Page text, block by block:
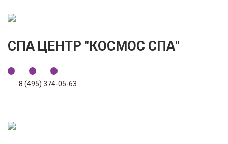
СПА ЦЕНТР "КОСМОС СПА"
8 (495) 374-05-63